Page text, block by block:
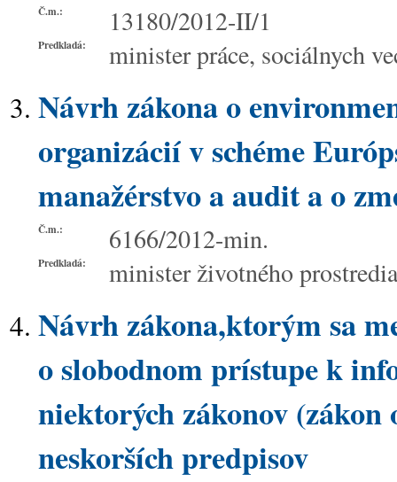
Č.m.: 13180/2012-II/1
Predkladá: minister práce, sociálnych
Návrh zákona o
organizácií v schéme
manažérstvo a audit a o
Č.m.: 6166/2012-min.
Predkladá: minister životného
Návrh zákona,ktorým sa
o slobodnom prístupe k
niektorých zákonov
neskorších predpisov